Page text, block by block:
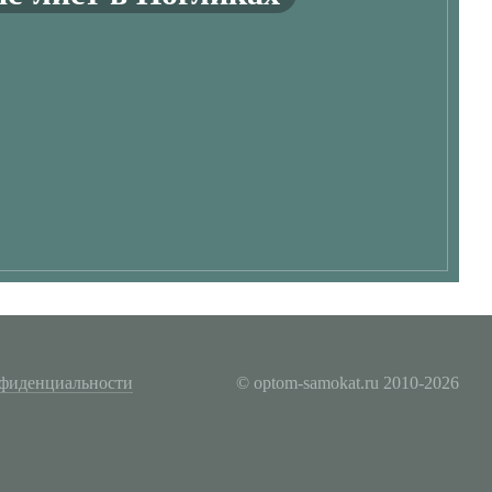
© optom-samokat.ru 2010-2026